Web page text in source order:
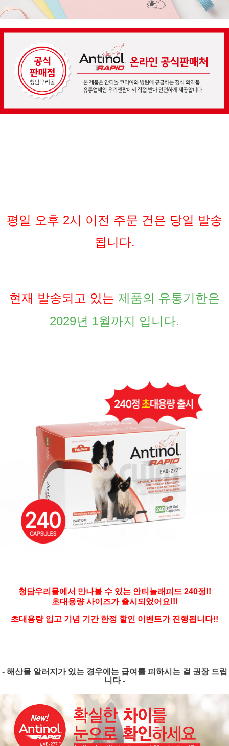
평일 오후 2시 이전 주문 건은 당일 발송
됩니다.
현재 발송되고 있는 제품의 유통기한은
2029년 1월까지 입니다.
청담우리몰에서 만나볼 수 있는 안티놀래피드 240정!!
초대용량 사이즈가 출시되었어요!!!
초대용량 입고 기념 기간 한정 할인 이벤트가 진행됩니다!!
- 해산물 알러지가 있는 경우에는 급여를 피하시는 걸 권장 드립
니다 -